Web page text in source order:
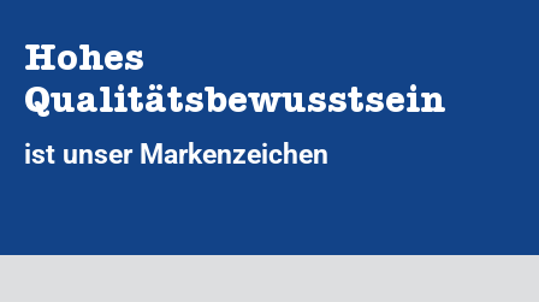
Hohes
Qualitätsbewusstsein
ist unser Markenzeichen